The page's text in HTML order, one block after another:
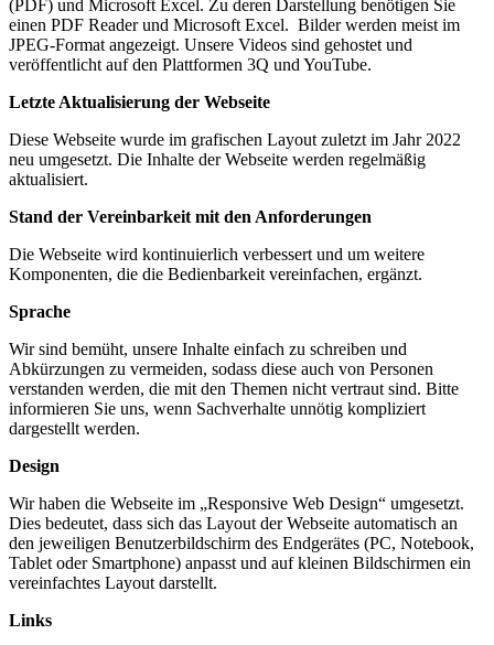
(PDF) und Microsoft Excel. Zu deren Darstellung benötigen Sie
einen PDF Reader und Microsoft Excel. Bilder werden meist im
JPEG-Format angezeigt. Unsere Videos sind gehostet und
veröffentlicht auf den Plattformen 3Q und YouTube.
Letzte Aktualisierung der Webseite
Diese Webseite wurde im grafischen Layout zuletzt im Jahr 2022
neu umgesetzt. Die Inhalte der Webseite werden regelmäßig
aktualisiert.
Stand der Vereinbarkeit mit den Anforderungen
Die Webseite wird kontinuierlich verbessert und um weitere
Komponenten, die die Bedienbarkeit vereinfachen, ergänzt.
Sprache
Wir sind bemüht, unsere Inhalte einfach zu schreiben und
Abkürzungen zu vermeiden, sodass diese auch von Personen
verstanden werden, die mit den Themen nicht vertraut sind. Bitte
informieren Sie uns, wenn Sachverhalte unnötig kompliziert
dargestellt werden.
Design
Wir haben die Webseite im „Responsive Web Design“ umgesetzt.
Dies bedeutet, dass sich das Layout der Webseite automatisch an
den jeweiligen Benutzerbildschirm des Endgerätes (PC, Notebook,
Tablet oder Smartphone) anpasst und auf kleinen Bildschirmen ein
vereinfachtes Layout darstellt.
Links